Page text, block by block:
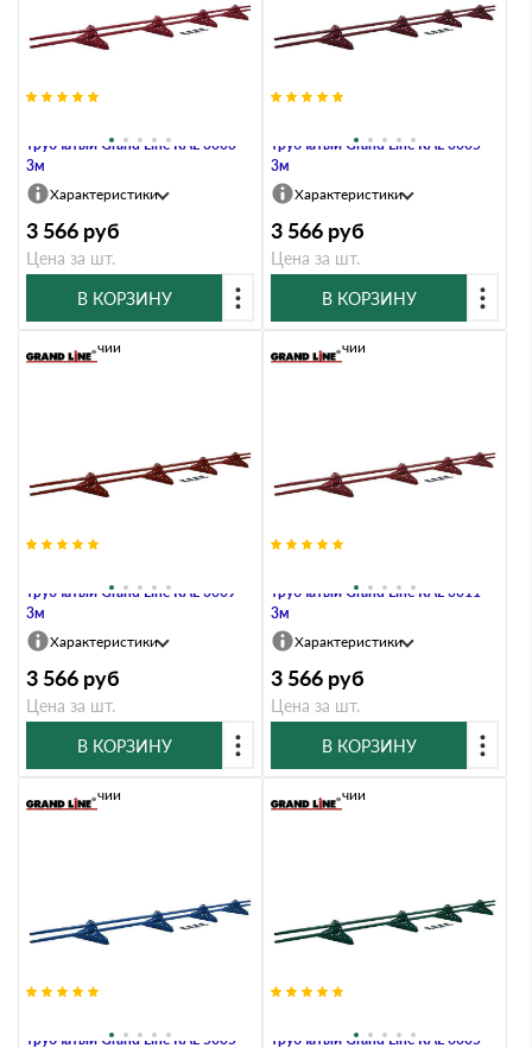
трубчатый Grand Line RAL 3003
3м
Характеристики
3 566 руб
Цена за шт.
В КОРЗИНУ
трубчатый Grand Line RAL 3005
3м
Характеристики
3 566 руб
Цена за шт.
В КОРЗИНУ
трубчатый Grand Line RAL 3009
3м
В наличии
Характеристики
3 566 руб
Цена за шт.
В КОРЗИНУ
трубчатый Grand Line RAL 3011
3м
В наличии
Характеристики
3 566 руб
Цена за шт.
В КОРЗИНУ
трубчатый Grand Line RAL 5005
В наличии
трубчатый Grand Line RAL 6005
В наличии